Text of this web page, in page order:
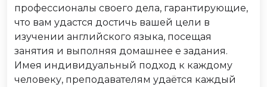
профессионалы своего дела, гарантирующие,
что вам удастся достичь вашей цели в
изучении английского языка, посещая
занятия и выполняя домашнее е задания.
Имея индивидуальный подход к каждому
человеку, преподавателям удаётся каждый